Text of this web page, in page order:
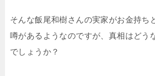
そんな飯尾和樹さんの実家がお金持ち
噂があるようなのですが、真相はどう
でしょうか？